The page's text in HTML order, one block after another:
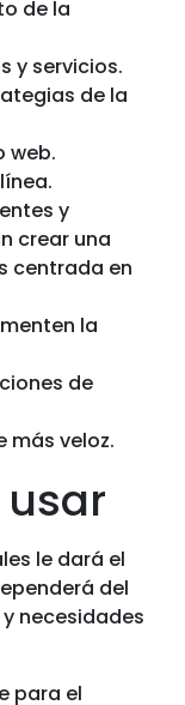
de la
y servicios.
de la
web.
y
crear una
centrada en
la
de
más veloz.
le dará el
del
necesidades
para el